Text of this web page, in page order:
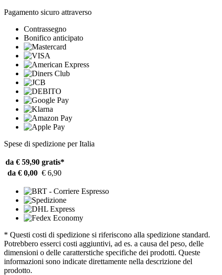
Pagamento sicuro attraverso
Contrassegno
Bonifico anticipato
Spese di spedizione per Italia
da € 59,90 gratis*
da € 0,00 € 6,90
* Questi costi di spedizione si riferiscono alla spedizione standard.
Potrebbero esserci costi aggiuntivi, ad es. a causa del peso, delle
dimensioni o delle caratterstiche specifiche dei prodotti. Queste
informazioni sono indicate direttamente nella descrizione del
prodotto.